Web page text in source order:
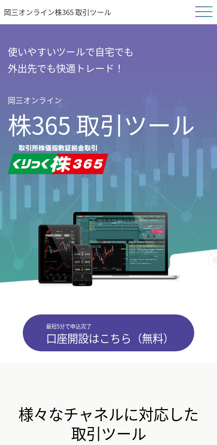
岡三オンライン株365 取引ツール
使いやすいツールで自宅でも
外出先でも快適トレード！
岡三オンライン
株365 取引ツール
最短5分で申込完了
口座開設はこちら（無料）
様々なチャネルに対応した
取引ツール